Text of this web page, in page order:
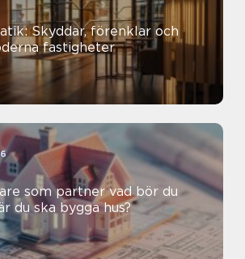
Skyddar, förenklar och
fastigheter
partner vad bör du
du ska bygga hus?